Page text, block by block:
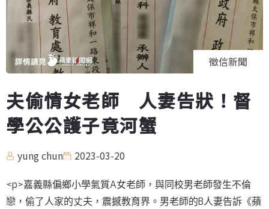
徵信新聞
夫偷情女老師 人妻告狀！督
學公公護子竟河蟹
yung chun 2023-03-20
<p>嘉義縣偏鄉小學氣質A女老師，與同校男老師發生不倫
戀，偷了人家的丈夫，震撼教育界。男老師的B人妻告訴《蘋